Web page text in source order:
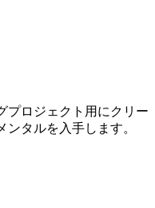
プロジェクト用にクリー
タルを入手します。